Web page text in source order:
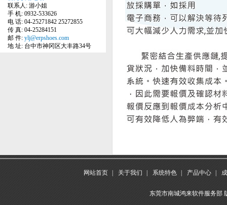
联系人: 游小姐
手 机: 0932-533626
电 话: 04-25271842 25272855
传 真: 04-25284151
邮 件: ylj@erpshoes.com
地 址: 台中市神冈区大丰路34号
网站首页 关于我们 系统特色 产品中心
东莞市南城鸿来软件服务部